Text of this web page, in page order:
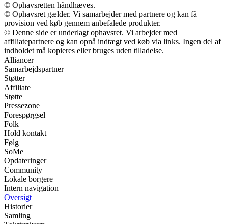
© Ophavsretten håndhæves.
© Ophavsret gælder. Vi samarbejder med partnere og kan få
provision ved køb gennem anbefalede produkter.
© Denne side er underlagt ophavsret. Vi arbejder med
affiliatepartnere og kan opnå indtægt ved køb via links. Ingen del af
indholdet må kopieres eller bruges uden tilladelse.
Alliancer
Samarbejdspartner
Støtter
Affiliate
Støtte
Pressezone
Forespørgsel
Folk
Hold kontakt
Følg
SoMe
Opdateringer
Community
Lokale borgere
Intern navigation
Oversigt
Historier
Samling